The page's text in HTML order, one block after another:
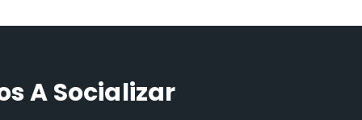
A Socializar